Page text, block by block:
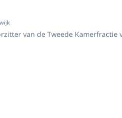
Kamerfractievoorzitter Bikker van
van de Tweede Kamerfractie